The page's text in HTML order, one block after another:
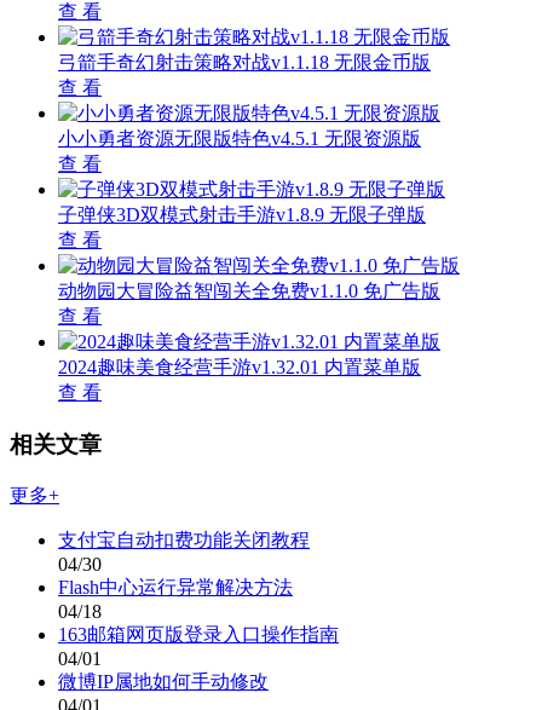
查 看
弓箭手奇幻射击策略对战v1.1.18 无限金币版
查 看
小小勇者资源无限版特色v4.5.1 无限资源版
查 看
子弹侠3D双模式射击手游v1.8.9 无限子弹版
查 看
动物园大冒险益智闯关全免费v1.1.0 免广告版
查 看
2024趣味美食经营手游v1.32.01 内置菜单版
查 看
相关文章
更多+
支付宝自动扣费功能关闭教程
04/30
Flash中心运行异常解决方法
04/18
163邮箱网页版登录入口操作指南
04/01
微博IP属地如何手动修改
04/01